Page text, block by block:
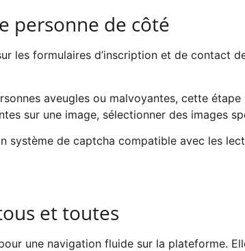
personne de côté
les formulaires d’inscription et de contact
aveugles ou malvoyantes, cette
sur une image, sélectionner des images
système de captcha compatible avec les
et toutes
une navigation fluide sur la plateforme.